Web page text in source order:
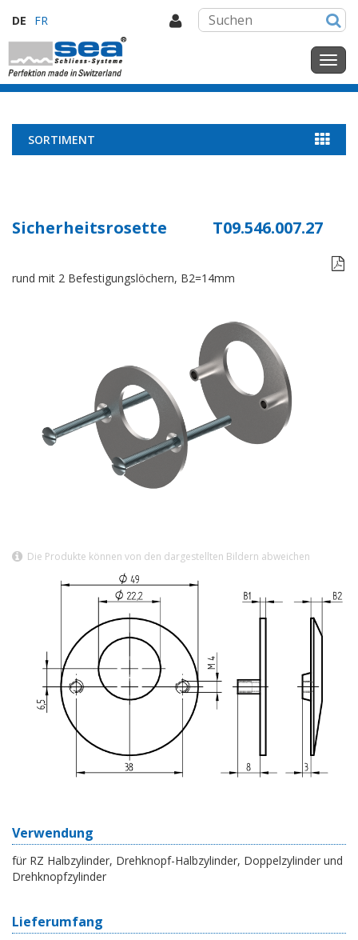
DE FR
SORTIMENT
Sicherheitsrosette T09.546.007.27

rund mit 2 Befestigungslöchern, B2=14mm
Die Produkte können von den dargestellten Bildern abweichen
Verwendung
für RZ Halbzylinder, Drehknopf-Halbzylinder, Doppelzylinder und
Drehknopfzylinder
Lieferumfang